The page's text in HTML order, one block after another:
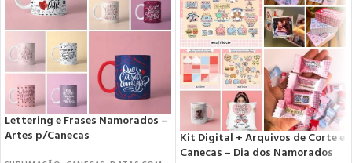
Lettering e Frases Namorados –
Artes p/Canecas
Kit Digital + Arquivos de Corte e
Canecas – Dia dos Namorados